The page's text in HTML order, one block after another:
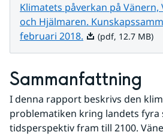
Klimatets påverkan på
och Hjälmaren.
februari 2018. Pdf, 12.7 MB.
(pdf, 12.7 MB)
Sammanfattning
I denna rapport beskrivs den
problematiken kring landets
tidsperspektiv fram till 2100.